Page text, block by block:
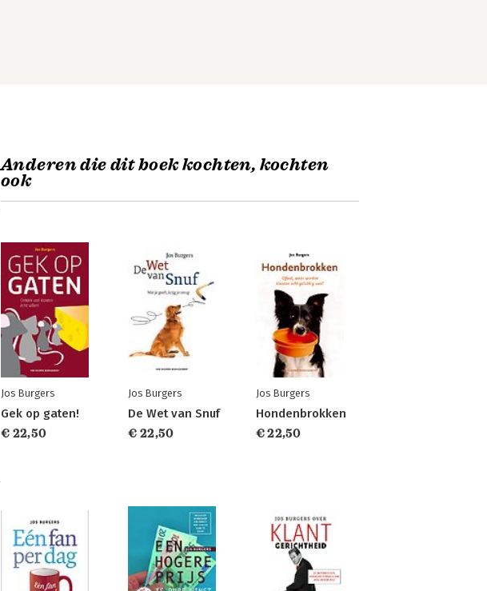
Anderen die dit boek kochten, kochten
ook
Jos Burgers
Gek op gaten!
€ 22,50
Jos Burgers
De Wet van Snuf
€ 22,50
Jos Burgers
Hondenbrokken
€ 22,50